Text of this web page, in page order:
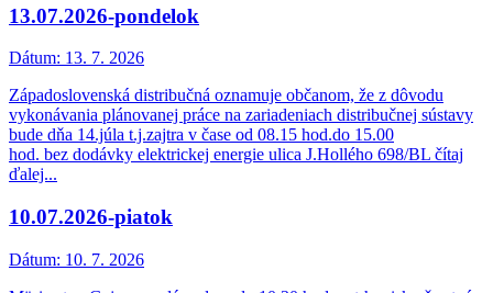
13.07.2026-pondelok
Dátum: 13. 7. 2026
Západoslovenská distribučná oznamuje občanom, že z dôvodu
vykonávania plánovanej práce na zariadeniach distribučnej sústavy
bude dňa 14.júla t.j.zajtra v čase od 08.15 hod.do 15.00
hod. bez dodávky elektrickej energie ulica J.Hollého 698/BL čítaj
ďalej...
10.07.2026-piatok
Dátum: 10. 7. 2026